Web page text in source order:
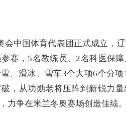
会中国体育代表团正式成立，
赛，5名教练员、2名科医保
、滑冰、雪车3个大项6个分
，从功勋老将压阵到新锐力
力争在米兰冬奥赛场创造佳绩。